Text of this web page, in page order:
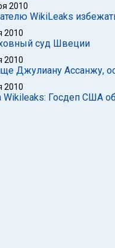
2010
WikiLeaks
2010
суд Швеции
2010
Джулиану Ассанжу,
2010
Wikileaks: Госдеп США